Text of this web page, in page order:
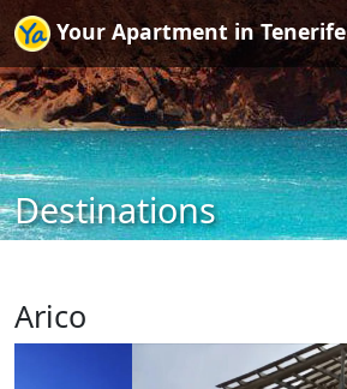
Your Apartment in Tenerife
Destinations
Arico